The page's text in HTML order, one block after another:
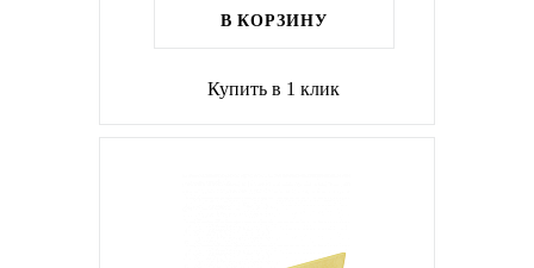
В КОРЗИНУ
Купить в 1 клик